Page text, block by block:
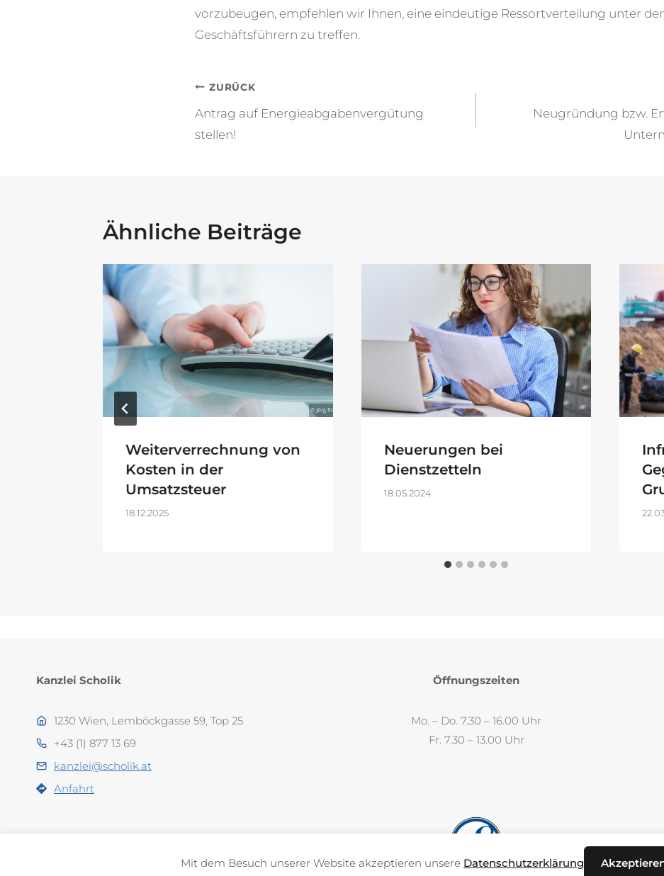
Mit dem Besuch unserer Website akzeptieren unsere Datenschutzerklärung
vorzubeugen, empfehlen wir Ihnen, eine eindeutige Ressortverteilung unter
Geschäftsführern zu treffen.
Beitragsnavigation
ZURÜCK
Antrag auf Energieabgabenvergütung
stellen!
Neugründung bzw.
Ähnliche Beiträge
Weiterverrechnung von
Kosten in der
Umsatzsteuer
18.12.2025
Neuerungen bei
Dienstzetteln
18.05.2024
Kanzlei Scholik
1230 Wien, Lemböckgasse 59, Top 25
+43 (1) 877 13 69
kanzlei@scholik.at
Anfahrt
Öffnungszeiten
Mo. – Do. 7.30 – 16.00 Uhr
Fr. 7.30 – 13.00 Uhr